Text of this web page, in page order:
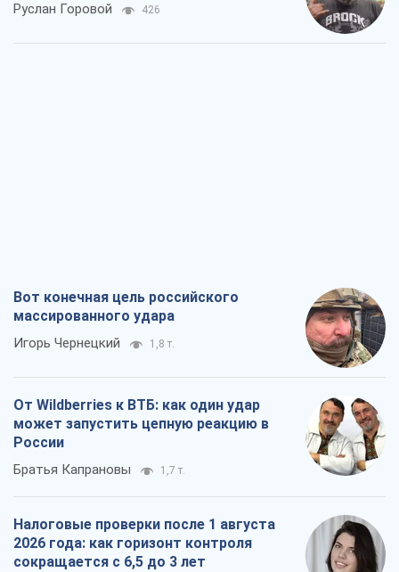
Руслан Горовой 426
Вот конечная цель российского
массированного удара
Игорь Чернецкий 1,8 т.
От Wildberries к ВТБ: как один удар
может запустить цепную реакцию в
России
Братья Капрановы 1,7 т.
Налоговые проверки после 1 августа
2026 года: как горизонт контроля
сокращается с 6,5 до 3 лет